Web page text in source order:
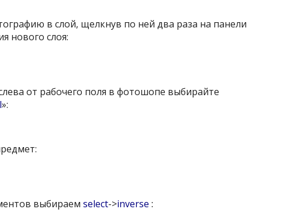
в слой, щелкнув по ней два раза на панели
нового слоя:
от рабочего поля в фотошопе выбирайте
»:
выбираем select->inverse :